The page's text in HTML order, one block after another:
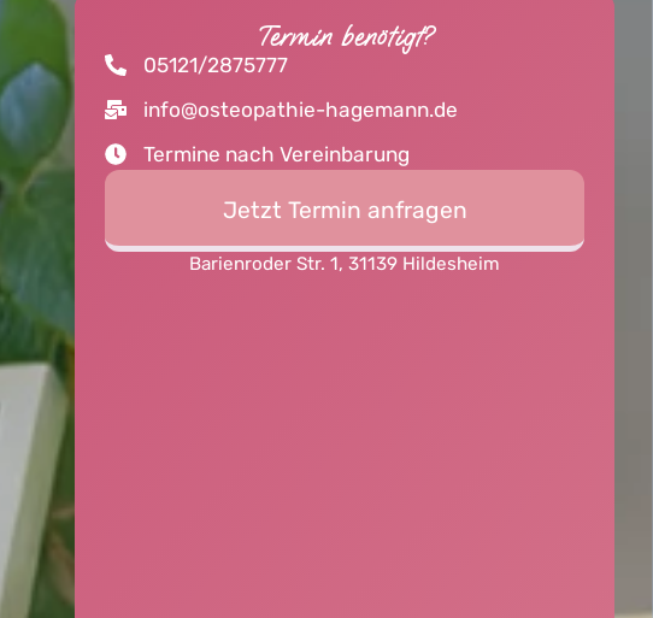
Termin benötigt?
05121/2875777
info@osteopathie-hagemann.de
Termine nach Vereinbarung
Jetzt Termin anfragen
Barienroder Str. 1, 31139 Hildesheim